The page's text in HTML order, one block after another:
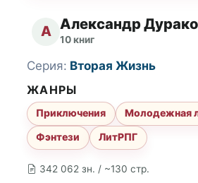
А Александр
10 книг
342 062 зн. / ~130 стр.
Серия: Вторая Жизнь
ЖАНРЫ
Приключения
Молодежная
Фэнтези
ЛитРПГ